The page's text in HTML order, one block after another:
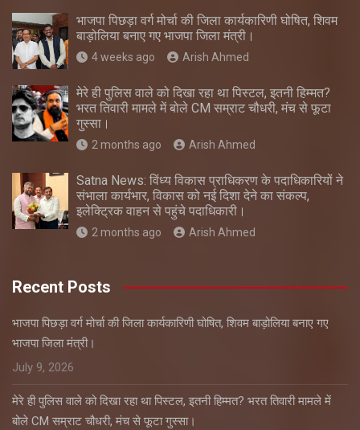
भाजपा पिछड़ा वर्ग मोर्चा की जिला कार्यकारिणी घोषित, शिवम
बाड़ोलिया बनाए गए भाजपा जिला मंत्री।
4 weeks ago Arish Ahmed
मेरे ही पुलिस वाले को दिखा रहा था पिस्टल, इतनी हिम्मत?
भरत तिवारी मामले में बोले CM सम्राट चौधरी, मंच से फूटा
गुस्सा।
2 months ago Arish Ahmed
Satna News: विंध्य विकास प्राधिकरण के पदाधिकारियों ने
संभाला कार्यभार, विकास को नई दिशा देने का संकल्प,
इलेक्ट्रिक वाहन से पहुंचे पदाधिकारी।
2 months ago Arish Ahmed
Recent Posts
भाजपा पिछड़ा वर्ग मोर्चा की जिला कार्यकारिणी घोषित, शिवम बाड़ोलिया बनाए गए
भाजपा जिला मंत्री।
July 9, 2026
मेरे ही पुलिस वाले को दिखा रहा था पिस्टल, इतनी हिम्मत? भरत तिवारी मामले में
बोले CM सम्राट चौधरी, मंच से फूटा गुस्सा।